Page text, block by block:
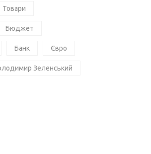
Товари
Бюджет
Банк Євро
Зеленський